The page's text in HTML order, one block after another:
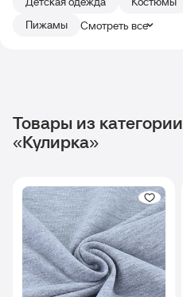
Пижамы
Смотреть все
Товары из категории
«Кулирка»